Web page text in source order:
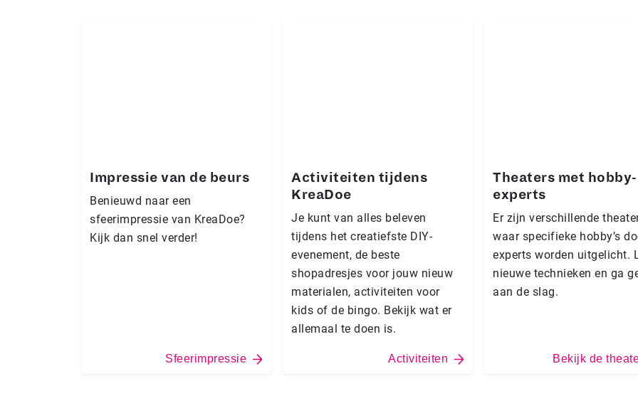
Impressie van de beurs
Benieuwd naar een
sfeerimpressie van KreaDoe?
Kijk dan snel verder!
Sfeerimpressie
Activiteiten tijdens
KreaDoe
Je kunt van alles beleven
tijdens het creatiefste DIY-
evenement, de beste
shopadresjes voor jouw nieuw
materialen, activiteiten voor
kids of de bingo. Bekijk wat er
allemaal te doen is.
Activiteiten
Theaters met hobby-
experts
Er zijn verschillende
waar specifieke hobby’s
experts worden uitgelicht.
nieuwe technieken en ga
aan de slag.
Bekijk de